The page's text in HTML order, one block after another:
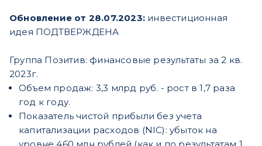
Обновление от 28.07.2023: инвестиционная
идея ПОДТВЕРЖДЕНА
Группа Позитив: финансовые результаты за 2 кв.
2023г.
Объем продаж: 3,3 млрд руб. - рост в 1,7 раза
год к году.
Показатель чистой прибыли без учета
капитализации расходов (NIC): убыток на